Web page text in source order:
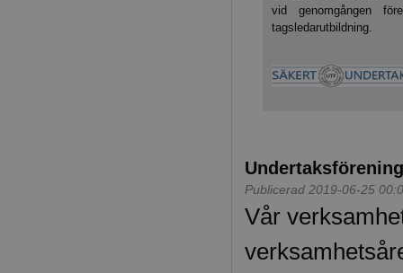
vid genom­gången
tags­ledar­utbild­ning.
Publicerad 2019-06-25
Vår